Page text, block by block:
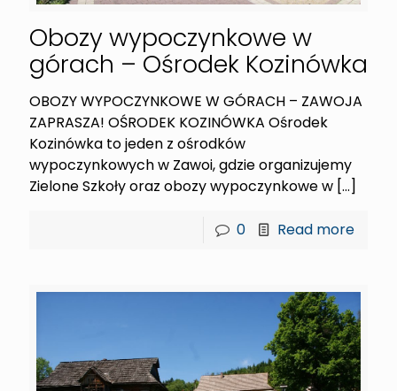
Obozy wypoczynkowe w
górach – Ośrodek Kozinówka
OBOZY WYPOCZYNKOWE W GÓRACH – ZAWOJA
ZAPRASZA! OŚRODEK KOZINÓWKA Ośrodek
Kozinówka to jeden z ośrodków
wypoczynkowych w Zawoi, gdzie organizujemy
Zielone Szkoły oraz obozy wypoczynkowe w […]
0 Read more